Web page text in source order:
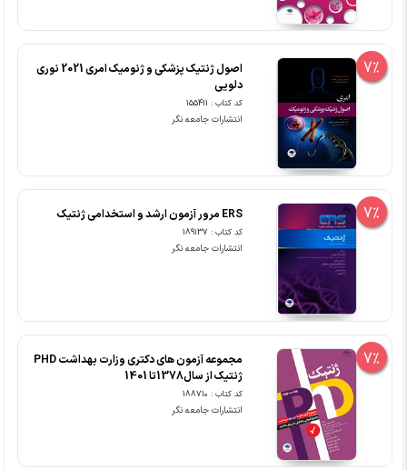
7%
اصول ژنتیک پزشکی و ژنومیک امری 2021 نوری
دلویی
کد کتاب : 155411
انتشارات جامعه نگر
7% ERS مرور آزمون ارشد و استخدامی ژنتیک
کد کتاب : 189137
انتشارات جامعه نگر
7%
مجموعه آزمون های دکتری وزارت بهداشت PHD
ژنتیک از سال1378تا 1401
کد کتاب : 188710
انتشارات جامعه نگر